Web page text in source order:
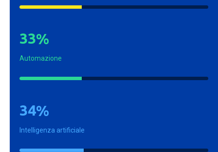
33%
Automazione
34%
Intelligenza artificiale